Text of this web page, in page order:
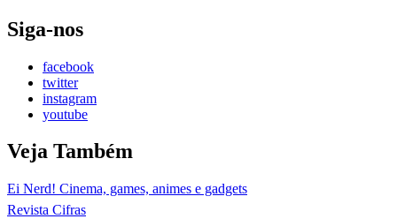
Siga-nos
facebook
twitter
instagram
youtube
Veja Também
Ei Nerd! Cinema, games, animes e gadgets
Revista Cifras